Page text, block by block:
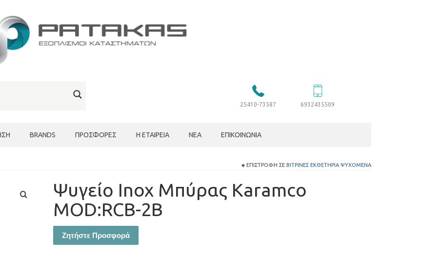
25410-73587 6932435509
BRANDS ΠΡΟΣΦΟΡΈΣ Η ΕΤΑΙΡΕΊΑ ΝΈΑ ΕΠΙΚΟΙΝΩΝΊΑ
ΕΠΙΣΤΡΟΦΉ ΣΕ ΒΙΤΡΊΝΕΣ ΕΚΘΕΤΉΡΙΑ ΨΥΧΌΜΕΝΑ
Ψυγείο Inox Μπύρας Karamco
MOD:RCB-2B
Ζητήστε Προσφορά